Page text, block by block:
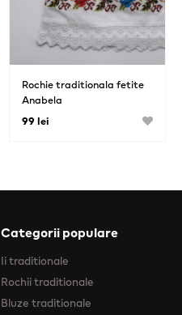
Rochie traditionala fetite
Anabela
99 lei
Categorii populare
Ii traditionale
Rochii traditionale
Bluze traditionale